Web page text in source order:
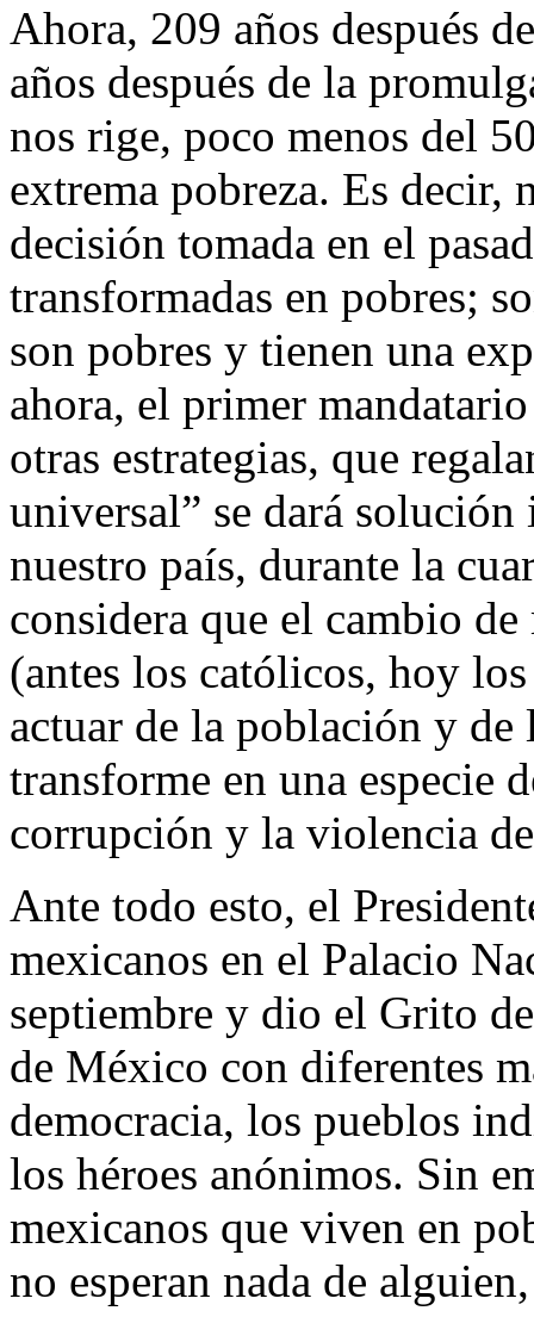
Ahora, 209 años después
años después de la
nos rige, poco menos del
extrema pobreza. Es decir,
decisión tomada en el
transformadas en pobres;
son pobres y tienen una
ahora, el primer
otras estrategias, que
universal” se dará
nuestro país, durante la
considera que el cambio
(antes los católicos, hoy
actuar de la población y
transforme en una especie
corrupción y la violencia
Ante todo esto, el
mexicanos en el Palacio
septiembre y dio el Grito
de México con diferentes
democracia, los pueblos
los héroes anónimos. Sin
mexicanos que viven en
no esperan nada de